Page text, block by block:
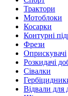
Трактори
Мотоблоки
Косарки
Контурні
Фрези
Оприскувачі
Розкидачі
Сівалки
Відвали для